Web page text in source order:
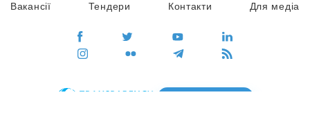
Вакансії Тендери Контакти Для медіа